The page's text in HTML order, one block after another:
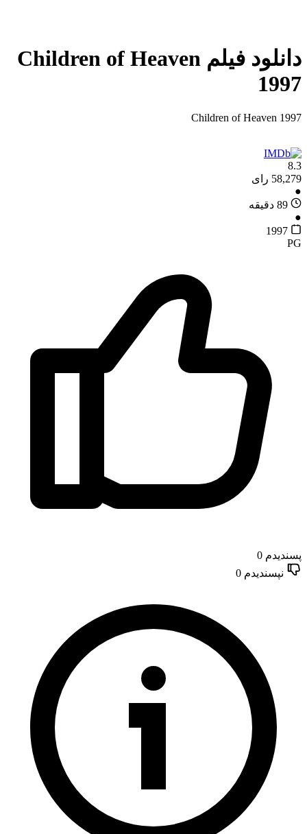
دانلود فیلم Children of Heaven
1997
Children of Heaven 1997
8.3
58,279 رای
●
89 دقیقه
●
1997
PG
پسندیدم 0
نپسندیدم 0